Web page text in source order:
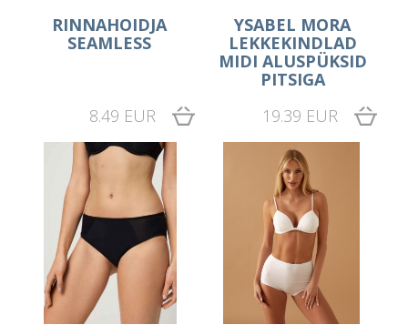
RINNAHOIDJA
SEAMLESS
8.49 EUR
YSABEL MORA
LEKKEKINDLAD
MIDI ALUSPÜKSID
PITSIGA
19.39 EUR